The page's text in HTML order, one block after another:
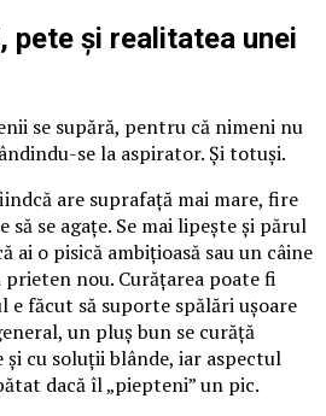
pete și realitatea unei
se supără, pentru că nimeni nu
se la aspirator. Și totuși.
are suprafață mai mare, fire
să se agațe. Se mai lipește și părul
ai o pisică ambițioasă sau un câine
prieten nou. Curățarea poate fi
e făcut să suporte spălări ușoare
un pluș bun se curăță
și cu soluții blânde, iar aspectul
dacă îl „piepteni” un pic.